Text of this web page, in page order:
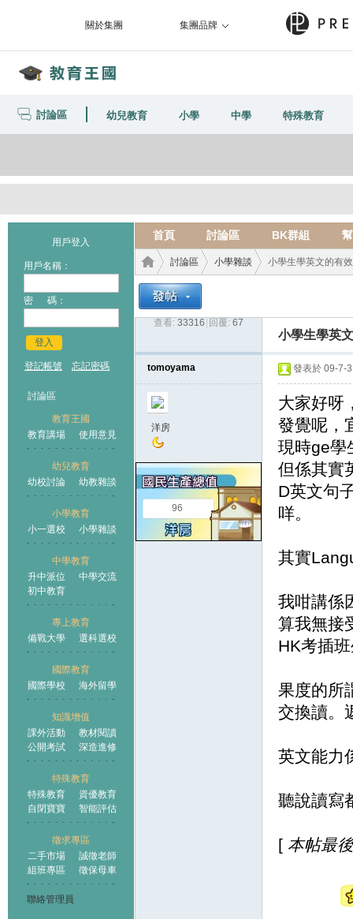
關於集團 集團品牌
討論區 幼兒教育 小學 中學 特殊教育
用戶登入
用戶名稱：
密 碼：
登入
登記帳號 忘記密碼
討論區
教育王國
教育講場
使用意見
幼兒教育
幼校討論
幼教雜談
小學教育
小一選校
小學雜談
中學教育
升中派位
中學交流
初中教育
專上教育
備戰大學
選科選校
國際教育
國際學校
海外留學
知識增值
課外活動
教材閱讀
公開考試
深造進修
特殊教育
特殊教育
資優教育
自閉寶寶
智能評估
徵求專區
二手市場
誠徵老師
組班專區
徵保母車
聯絡管理員
首頁 討論區 BK群組
教育
王國
›
討論區
›
小學雜談 小學生學英文的有
查看: 33316 回覆: 67
小學生學英
tomoyama
洋房
96
發表於 09-7-
大家好呀
發覺呢，
現時ge學
但係其實
D英文句
咩。
其實
我咁講係
算我無接
HK考插
果度的所
交換讀。
英文能力
聽說讀寫
[ 本帖最